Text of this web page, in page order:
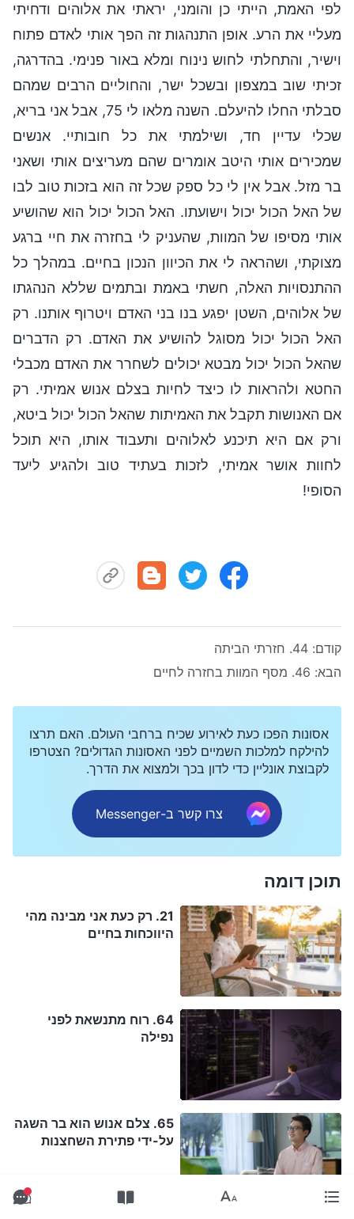
לפי האמת, הייתי כן והומני, יראתי את אלוהים ודחיתי
מעליי את הרע. אופן התנהגות זה הפך אותי לאדם פתוח
וישיר, והתחלתי לחוש נינוח ומלא באור פנימי. בהדרגה,
זכיתי שוב במצפון ובשכל ישר, והחוליים הרבים שמהם
סבלתי החלו להיעלם. השנה מלאו לי 75, אבל אני בריא,
שכלי עדיין חד, ושילמתי את כל חובותיי. אנשים
שמכירים אותי היטב אומרים שהם מעריצים אותי ושאני
בר מזל. אבל אין לי כל ספק שכל זה הוא בזכות טוב לבו
של האל הכול יכול וישועתו. האל הכול יכול הוא שהושיע
אותי מסיפו של המוות, שהעניק לי בחזרה את חיי ברגע
מצוקתי, ושהראה לי את הכיוון הנכון בחיים. במהלך כל
ההתנסויות האלה, חשתי באמת ובתמים שללא הנהגתו
של אלוהים, השטן יפגע בנו בני האדם ויטרוף אותנו. רק
האל הכול יכול מסוגל להושיע את האדם. רק הדברים
שהאל הכול יכול מבטא יכולים לשחרר את האדם מכבלי
החטא ולהראות לו כיצד לחיות בצלם אנוש אמיתי. רק
אם האנושות תקבל את האמיתות שהאל הכול יכול ביטא,
ורק אם היא תיכנע לאלוהים ותעבוד אותו, היא תוכל
לחוות אושר אמיתי, לזכות בעתיד טוב ולהגיע ליעד
הסופי!
קודם: 44. חזרתי הביתה
הבא: 46. מסף המוות בחזרה לחיים
אסונות הפכו כעת לאירוע שכיח ברחבי העולם. האם תרצו
להילקח למלכות השמיים לפני האסונות הגדולים? הצטרפו
לקבוצת אונליין כדי לדון בכך ולמצוא את הדרך.
צרו קשר ב-Messenger
תוכן דומה
21. רק כעת אני מבינה מהי
היווכחות בחיים
64. רוח מתנשאת לפני
נפילה
65. צלם אנוש הוא בר השגה
על-ידי פתירת השחצנות